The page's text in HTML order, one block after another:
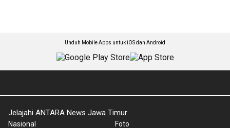
Unduh Mobile Apps untuk iOS dan Android
Jelajahi ANTARA News Jawa Timur
Nasional
Foto